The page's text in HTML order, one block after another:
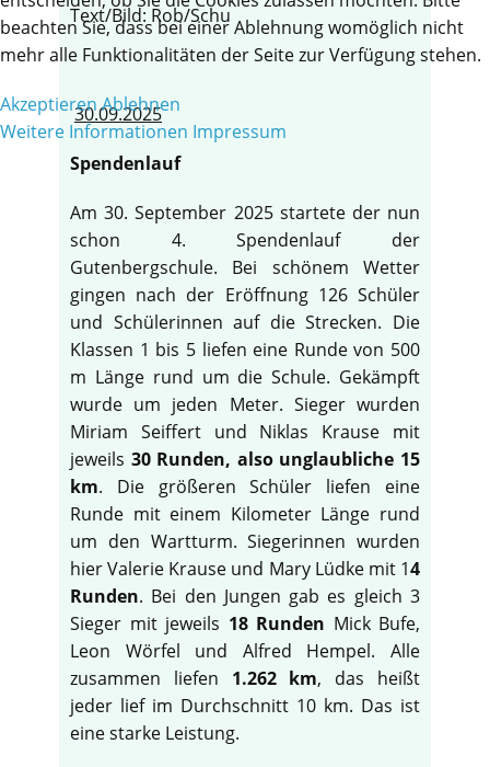
Text/Bild: Rob/Schu
30.09.2025
Spendenlauf
Am 30. September 2025 startete der nun
schon 4. Spendenlauf der
Gutenbergschule. Bei schönem Wetter
gingen nach der Eröffnung 126 Schüler
und Schülerinnen auf die Strecken. Die
Klassen 1 bis 5 liefen eine Runde von 500
m Länge rund um die Schule. Gekämpft
wurde um jeden Meter. Sieger wurden
Miriam Seiffert und Niklas Krause mit
jeweils 30 Runden, also unglaubliche 15
km. Die größeren Schüler liefen eine
Runde mit einem Kilometer Länge rund
um den Wartturm. Siegerinnen wurden
hier Valerie Krause und Mary Lüdke mit 14
Runden. Bei den Jungen gab es gleich 3
Sieger mit jeweils 18 Runden Mick Bufe,
Leon Wörfel und Alfred Hempel. Alle
zusammen liefen 1.262 km, das heißt
jeder lief im Durchschnitt 10 km. Das ist
eine starke Leistung.
beachten Sie, dass bei einer Ablehnung womöglich nicht
mehr alle Funktionalitäten der Seite zur Verfügung stehen.
Akzeptieren Ablehnen
Weitere Informationen Impressum